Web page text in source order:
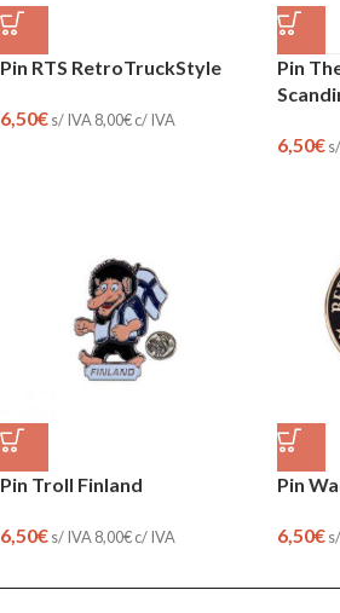
Pin RTS RetroTruckStyle
6,50€s/ IVA 8,00€c/ IVA
Pin
6,50€
Pin Troll Finland
6,50€s/ IVA 8,00€c/ IVA
Pin
6,50€